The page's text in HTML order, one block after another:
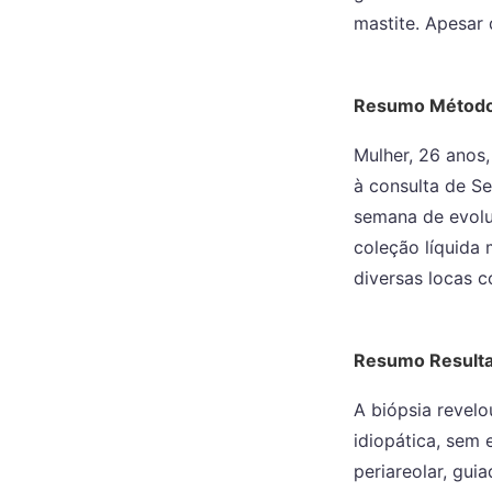
mastite.
Resumo
Mulher, 26
à consulta de
semana de
coleção líquida
diversas locas
Resumo
A biópsia
idiopática, sem
periareolar,